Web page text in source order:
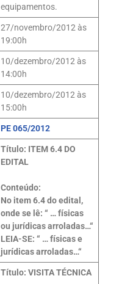
equipamentos.
27/novembro/2012 às
19:00h
10/dezembro/2012 às
14:00h
10/dezembro/2012 às
15:00h
PE 065/2012
Título: ITEM 6.4 DO
EDITAL
Conteúdo:
No item 6.4 do edital,
onde se lê: “ … físicas
ou jurídicas arroladas…“
LEIA-SE: “ … físicas e
jurídicas arroladas…“
Título: VISITA TÉCNICA